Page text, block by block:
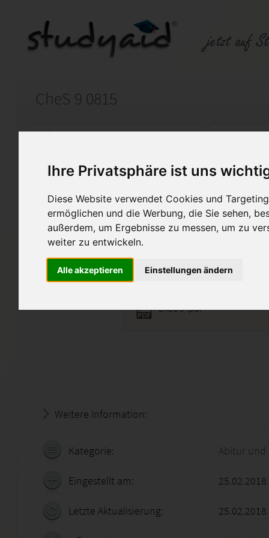
Ihre Privatsphäre ist uns
Diese Website verwendet Cookies und
ermöglichen und die Werbung, die Sie sehen,
außerdem, um Ergebnisse zu messen, um zu
weiter zu entwickeln.
Alle akzeptieren Einstellungen ändern
CheS 9 0815
Auf StudyAid.de verkaufen
Startseite Abitur und Hochschule
Kohlenhydrate, Proteine
Lösung bitte nicht kopieren.
CheS 9 .pdf
Weitere Information:
Kategorie: Abitur und
Eingestellt am:
Letzte Aktualisierung: 25.02.2018